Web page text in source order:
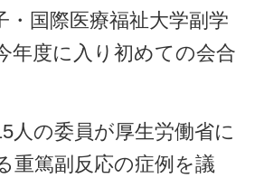
・国際医療福祉大学副学
年度に入り初めての会合
人の委員が厚生労働省に
重篤副反応の症例を議